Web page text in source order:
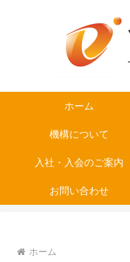
ホーム
機構について
入社・入会のご案内
お問い合わせ
ホーム